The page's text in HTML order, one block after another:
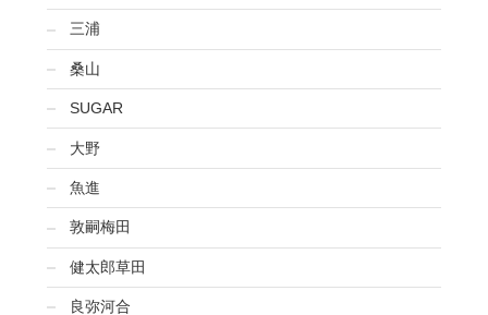
三浦
桑山
SUGAR
大野
魚進
敦嗣梅田
健太郎草田
良弥河合